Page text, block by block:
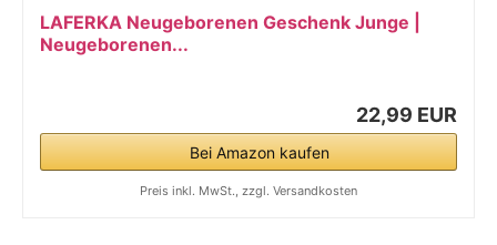
LAFERKA Neugeborenen Geschenk Junge |
Neugeborenen...
22,99 EUR
Bei Amazon kaufen
Preis inkl. MwSt., zzgl. Versandkosten